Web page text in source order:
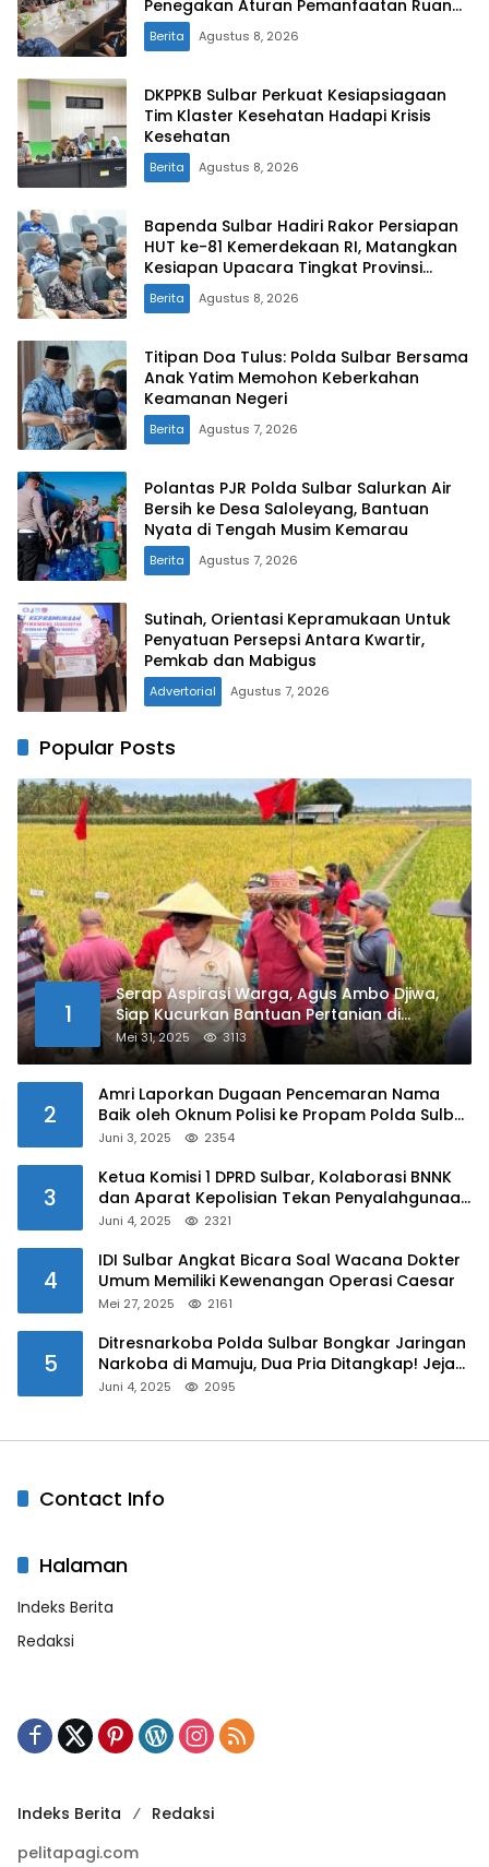
Penegakan Aturan Pemanfaatan Ruang
Laut
Berita Agustus 8, 2026
DKPPKB Sulbar Perkuat Kesiapsiagaan
Tim Klaster Kesehatan Hadapi Krisis
Kesehatan
Berita Agustus 8, 2026
Bapenda Sulbar Hadiri Rakor Persiapan
HUT ke-81 Kemerdekaan RI, Matangkan
Kesiapan Upacara Tingkat Provinsi
Sulawesi Barat
Berita Agustus 8, 2026
Titipan Doa Tulus: Polda Sulbar Bersama
Anak Yatim Memohon Keberkahan
Keamanan Negeri
Berita Agustus 7, 2026
Polantas PJR Polda Sulbar Salurkan Air
Bersih ke Desa Saloleyang, Bantuan
Nyata di Tengah Musim Kemarau
Berita Agustus 7, 2026
Sutinah, Orientasi Kepramukaan Untuk
Penyatuan Persepsi Antara Kwartir,
Pemkab dan Mabigus
Advertorial Agustus 7, 2026
Popular Posts
1
Serap Aspirasi Warga, Agus Ambo Djiwa,
Siap Kucurkan Bantuan Pertanian di
Kalukku
Mei 31, 2025 3113
2
Amri Laporkan Dugaan Pencemaran Nama
Baik oleh Oknum Polisi ke Propam Polda Sulbar
Juni 3, 2025 2354
3
Ketua Komisi 1 DPRD Sulbar, Kolaborasi BNNK
dan Aparat Kepolisian Tekan Penyalahgunaan
Juni 4, 2025 2321
4
IDI Sulbar Angkat Bicara Soal Wacana Dokter
Umum Memiliki Kewenangan Operasi Caesar
Mei 27, 2025 2161
5
Ditresnarkoba Polda Sulbar Bongkar Jaringan
Narkoba di Mamuju, Dua Pria Ditangkap! Jejak
Juni 4, 2025 2095
Contact Info
Halaman
Indeks Berita
Redaksi
Indeks Berita
Redaksi
pelitapagi.com